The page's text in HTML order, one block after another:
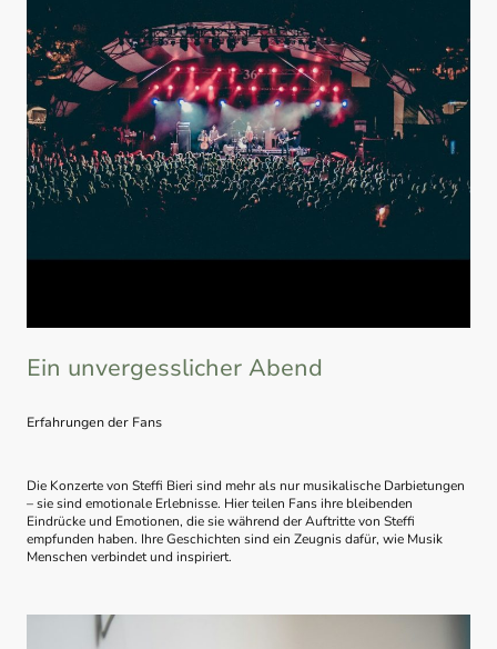
Ein unvergesslicher Abend
Erfahrungen der Fans
Die Konzerte von Steffi Bieri sind mehr als nur musikalische Darbietungen
– sie sind emotionale Erlebnisse. Hier teilen Fans ihre bleibenden
Eindrücke und Emotionen, die sie während der Auftritte von Steffi
empfunden haben. Ihre Geschichten sind ein Zeugnis dafür, wie Musik
Menschen verbindet und inspiriert.